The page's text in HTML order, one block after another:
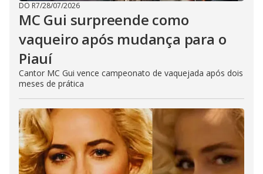
DO R7/28/07/2026
MC Gui surpreende como
vaqueiro após mudança para o
Piauí
Cantor MC Gui vence campeonato de vaquejada após dois
meses de prática